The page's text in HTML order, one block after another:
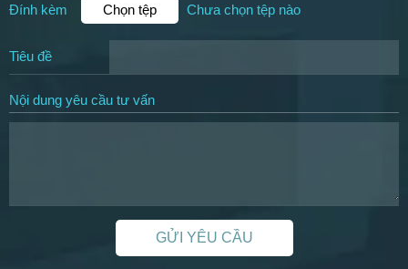
Đính kèm Chọn tệp Chưa chọn tệp nào
Tiêu đề
Nội dung yêu cầu tư vấn
GỬI YÊU CẦU